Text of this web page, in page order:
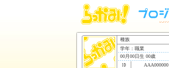
種族
学年：職業
00月00日生 00歳
AAA000000